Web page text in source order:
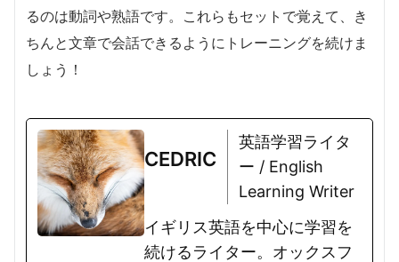
るのは動詞や熟語です。これらもセットで覚えて、き
ちんと文章で会話できるようにトレーニングを続けま
しょう！
CEDRIC
英語学習ライタ
ー / English
Learning Writer
イギリス英語を中心に学習を
続けるライター。オックスフ